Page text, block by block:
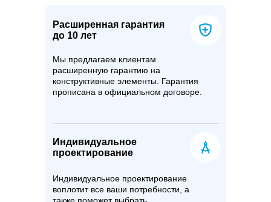
Расширенная гарантия
до 10 лет
Индивидуальное
проектирование
Мы предлагаем клиентам
расширенную гарантию на
конструктивные элементы. Гарантия
прописана в официальном договоре.
Индивидуальное проектирование
воплотит все ваши потребности, а